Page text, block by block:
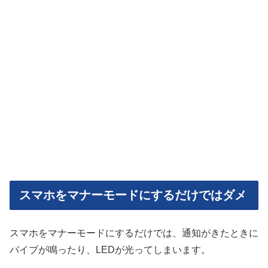
スマホをマナーモードにするだけではダメ
スマホをマナーモードにするだけでは、通知がきたときに
バイブが鳴ったり、LEDが光ってしまいます。